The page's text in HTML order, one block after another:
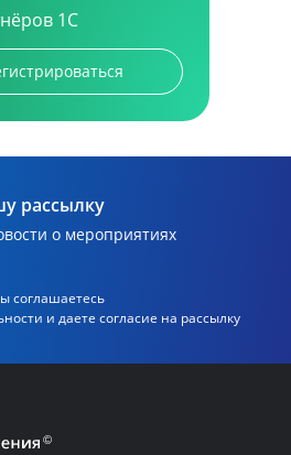
1С
рассылку
о мероприятиях
соглашаетесь
и даете согласие на рассылку